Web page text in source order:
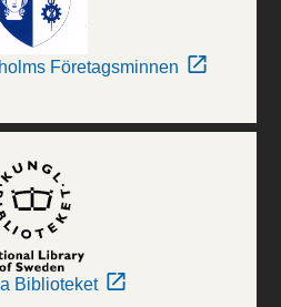
Företagsminnen
Biblioteket